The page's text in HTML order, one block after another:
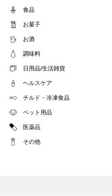
ン、店長さん)のお知らせ
2022.06.10
2022.04.22
ゴールデンウィーク休業期間のお知
2022.04.14
2022.04.07
問い合わせチャット機能の不具合に
2022.03.24
2022.03.22
食品
お菓子
お酒
調味料
日用品/生活雑貨
ヘルスケア
チルド・冷凍食品
ペット用品
医薬品
その他